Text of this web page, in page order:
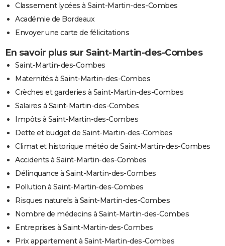
Classement lycées à Saint-Martin-des-Combes
Académie de Bordeaux
Envoyer une carte de félicitations
En savoir plus sur Saint-Martin-des-Combes
Saint-Martin-des-Combes
Maternités à Saint-Martin-des-Combes
Crèches et garderies à Saint-Martin-des-Combes
Salaires à Saint-Martin-des-Combes
Impôts à Saint-Martin-des-Combes
Dette et budget de Saint-Martin-des-Combes
Climat et historique météo de Saint-Martin-des-Combes
Accidents à Saint-Martin-des-Combes
Délinquance à Saint-Martin-des-Combes
Pollution à Saint-Martin-des-Combes
Risques naturels à Saint-Martin-des-Combes
Nombre de médecins à Saint-Martin-des-Combes
Entreprises à Saint-Martin-des-Combes
Prix appartement à Saint-Martin-des-Combes